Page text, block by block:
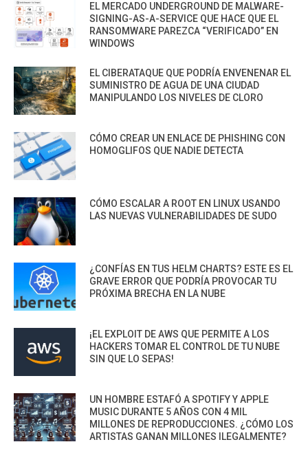
EL MERCADO UNDERGROUND DE MALWARE-
SIGNING-AS-A-SERVICE QUE HACE QUE EL
RANSOMWARE PAREZCA “VERIFICADO” EN
WINDOWS
EL CIBERATAQUE QUE PODRÍA ENVENENAR EL
SUMINISTRO DE AGUA DE UNA CIUDAD
MANIPULANDO LOS NIVELES DE CLORO
CÓMO CREAR UN ENLACE DE PHISHING CON
HOMOGLIFOS QUE NADIE DETECTA
CÓMO ESCALAR A ROOT EN LINUX USANDO
LAS NUEVAS VULNERABILIDADES DE SUDO
¿CONFÍAS EN TUS HELM CHARTS? ESTE ES EL
GRAVE ERROR QUE PODRÍA PROVOCAR TU
PRÓXIMA BRECHA EN LA NUBE
¡EL EXPLOIT DE AWS QUE PERMITE A LOS
HACKERS TOMAR EL CONTROL DE TU NUBE
SIN QUE LO SEPAS!
UN HOMBRE ESTAFÓ A SPOTIFY Y APPLE
MUSIC DURANTE 5 AÑOS CON 4 MIL
MILLONES DE REPRODUCCIONES. ¿CÓMO LOS
ARTISTAS GANAN MILLONES ILEGALMENTE?